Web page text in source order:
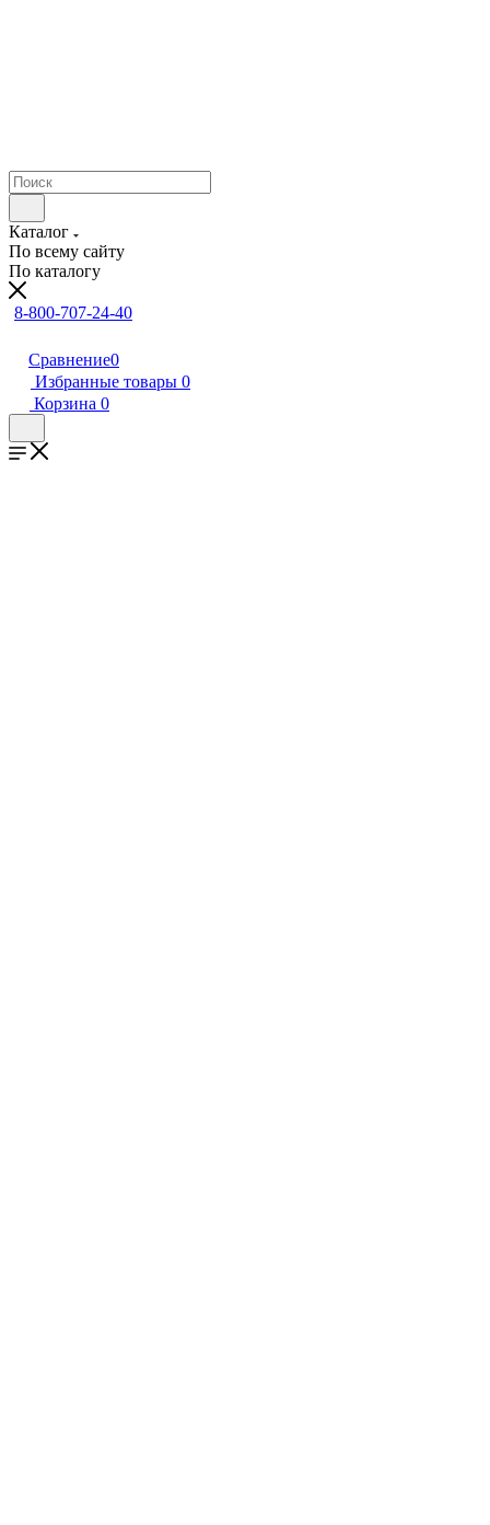
Каталог
По всему сайту
По каталогу
8-800-707-24-40
Сравнение0
Избранные товары 0
Корзина 0